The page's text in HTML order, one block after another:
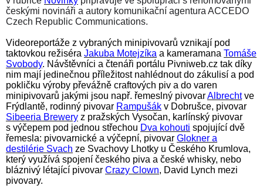
českými novináři a autory komunikační agentura ACCEDO
Czech Republic Communications.
Videoreportáže z vybraných minipivovarů vznikají pod
taktovkou režiséra Jakuba Motejzíka a kameramana Tomáše
Svobody. Návštěvníci a čtenáři portálu Pivniweb.cz tak díky
nim mají jedinečnou příležitost nahlédnout do zákulisí a pod
pokličku výroby převážně craftových piv a do varen
minipivovarů jakými jsou např. řemeslný pivovarAlbrechtve
Frýdlantě, rodinný pivovar Rampušák v Dobrušce, pivovar
Sibeeria Brewery z pražských Vysočan, karlínský pivovar
s výčepem pod jednou střechou Dva kohouti spojující dvě
řemesla: pivovarnické a výčepní, pivovar Glokner a
destilérie Svach ze Svachovy Lhotky u Českého Krumlova,
který využívá spojení českého piva a české whisky, nebo
bláznivý létající pivovar Crazy Clown, David Lynch mezi
pivovary.